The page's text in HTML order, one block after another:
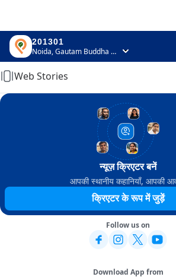
201301
Noida, Gautam Buddha Nagar, Uttar Pradesh
Home
Web Stories
न्यूज़ क्रिएटर बनें
आपकी स्थानीय कहानियाँ, आपकी
क्रिएटर के रूप में जुड़ें
Follow us on
Download App from